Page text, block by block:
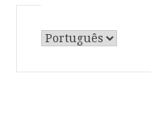
Escolha